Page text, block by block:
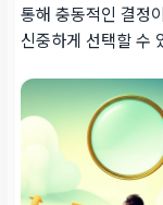
통해 충동적인 결정
신중하게 선택할 수